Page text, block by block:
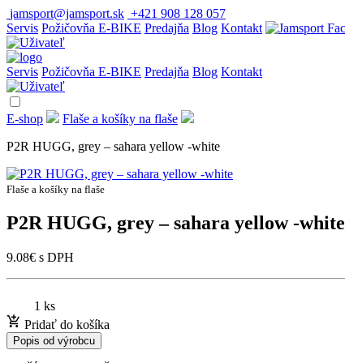
jamsport@jamsport.sk +421 908 128 057
Servis Požičovňa E-BIKE Predajňa Blog Kontakt
Servis Požičovňa E-BIKE Predajňa Blog Kontakt
E-shop
Flaše a košíky na flaše
P2R HUGG, grey – sahara yellow -white
Flaše a košíky na flaše
P2R HUGG, grey – sahara yellow -white
9.08€ s DPH
1 ks
Pridať do košíka
Popis od výrobcu